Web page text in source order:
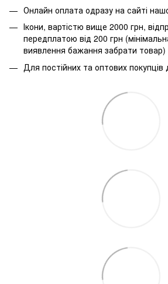
Онлайн оплата одразу на сайті
Ікони, вартістю вище 2000 грн,
передплатою від 200 грн
виявлення бажання забрати товар)
Для постійних та оптових покупців